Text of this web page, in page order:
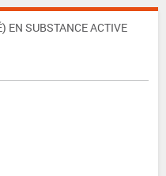
EN SUBSTANCE ACTIVE